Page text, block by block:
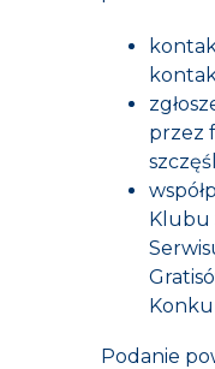
przez
Klubu
Podanie